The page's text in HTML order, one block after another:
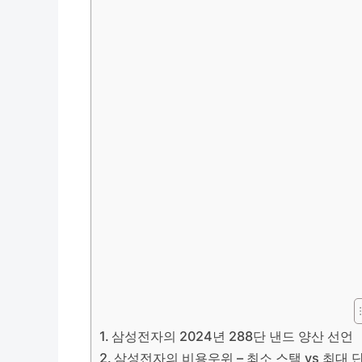
삼성전자의 2024년 288단 낸드 양산 선언
삼성전자의 비용우위 – 최소 스택 vs 최대